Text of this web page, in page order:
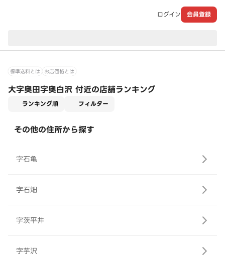
ログイン 会員登録
標準送料とは お店価格とは
大字奥田字奥白沢 付近の店舗ランキング
ランキング順 フィルター
その他の住所から探す
字石亀
字石畑
字茨平井
字芋沢